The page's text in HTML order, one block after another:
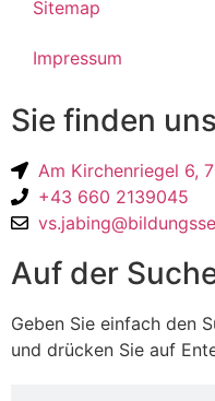
Sitemap
Impressum
Sie finden uns
Am Kirchenriegel 6,
+43 660 2139045
Auf der
Geben Sie einfach den
und drücken Sie auf